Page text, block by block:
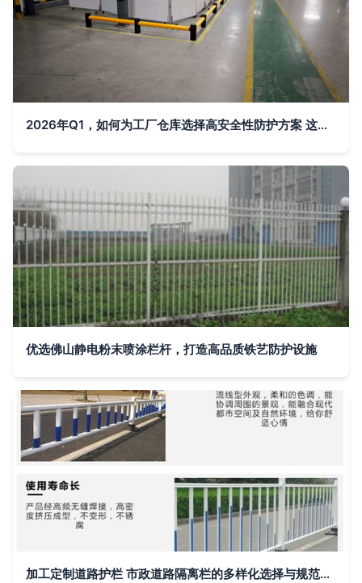
2026年Q1，如何为工厂仓库选择高安全性防护方案 这五家服务商值得关注
优选佛山静电粉末喷涂栏杆，打造高品质铁艺防护设施
加工定制道路护栏 市政道路隔离栏的多样化选择与规范化要求